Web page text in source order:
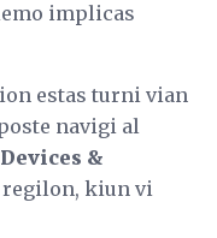
implicas
estas turni vian
navigi al
Devices &
regilon, kiun vi